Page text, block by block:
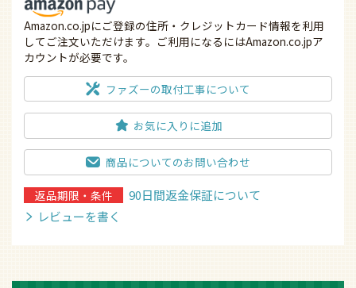
Amazon.co.jpにご登録の住所・クレジットカード情報を利用
してご注文いただけます。ご利用になるにはAmazon.co.jpア
カウントが必要です。
ファズーの取付工事について
お気に入りに追加
商品についてのお問い合わせ
返品期限・条件
90日間返金保証について
レビューを書く